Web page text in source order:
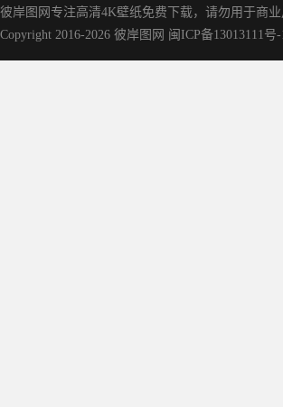
彼岸图网专注高清4K壁纸免费下载，请勿用于商
Copyright 2016-2026 彼岸图网 闽ICP备13013111号-